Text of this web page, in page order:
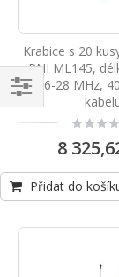
Krabice s 20
PNI ML145,
26-28 MHz,
Rating:
0%
8
Přidat do
Navigace